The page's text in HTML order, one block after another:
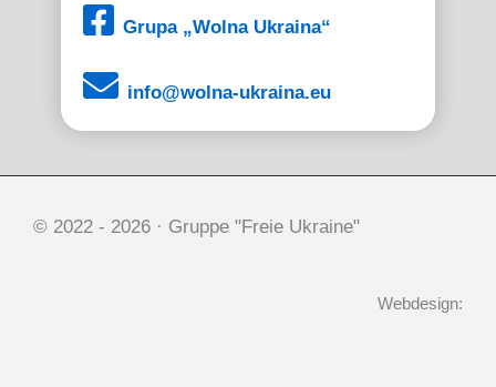
Grupa „Wolna Ukraina“
info@wolna-ukraina.eu
© 2022 - 2026 · Gruppe "Freie Ukraine"
Webdesign: